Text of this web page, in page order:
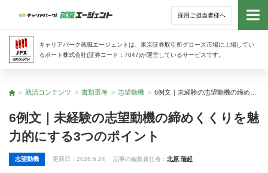
採用ご担当者様へ
キャリアパーク就職エージェントは、東京証券取引所グロース市場に上場してい
るポート株式会社(証券コード：7047)が運営しているサービスです。
トッ
トップ
就活コンテンツ 書類選考 志望動機
6例文｜未経験の志望動機の締めくくりを魅
力的にする3つのポイント
志望動機 更新日： 2026.6.24 記事の編集責任者： 北原 瑞起